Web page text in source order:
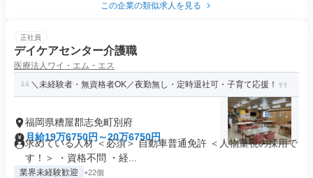
この企業の類似求人を見る
正社員
デイケアセンター介護職
医療法人ワイ・エム・エス
＼未経験者・無資格者OK／夜勤無し・定時退社可・子育て応援！
福岡県糟屋郡志免町別府
月給19万6750円～20万6750円
求めている人材 ＜必須＞ 自動車普通免許 ＜人物重視の採用で
す！＞ ・資格不問 ・経...
業界未経験歓迎 +22個